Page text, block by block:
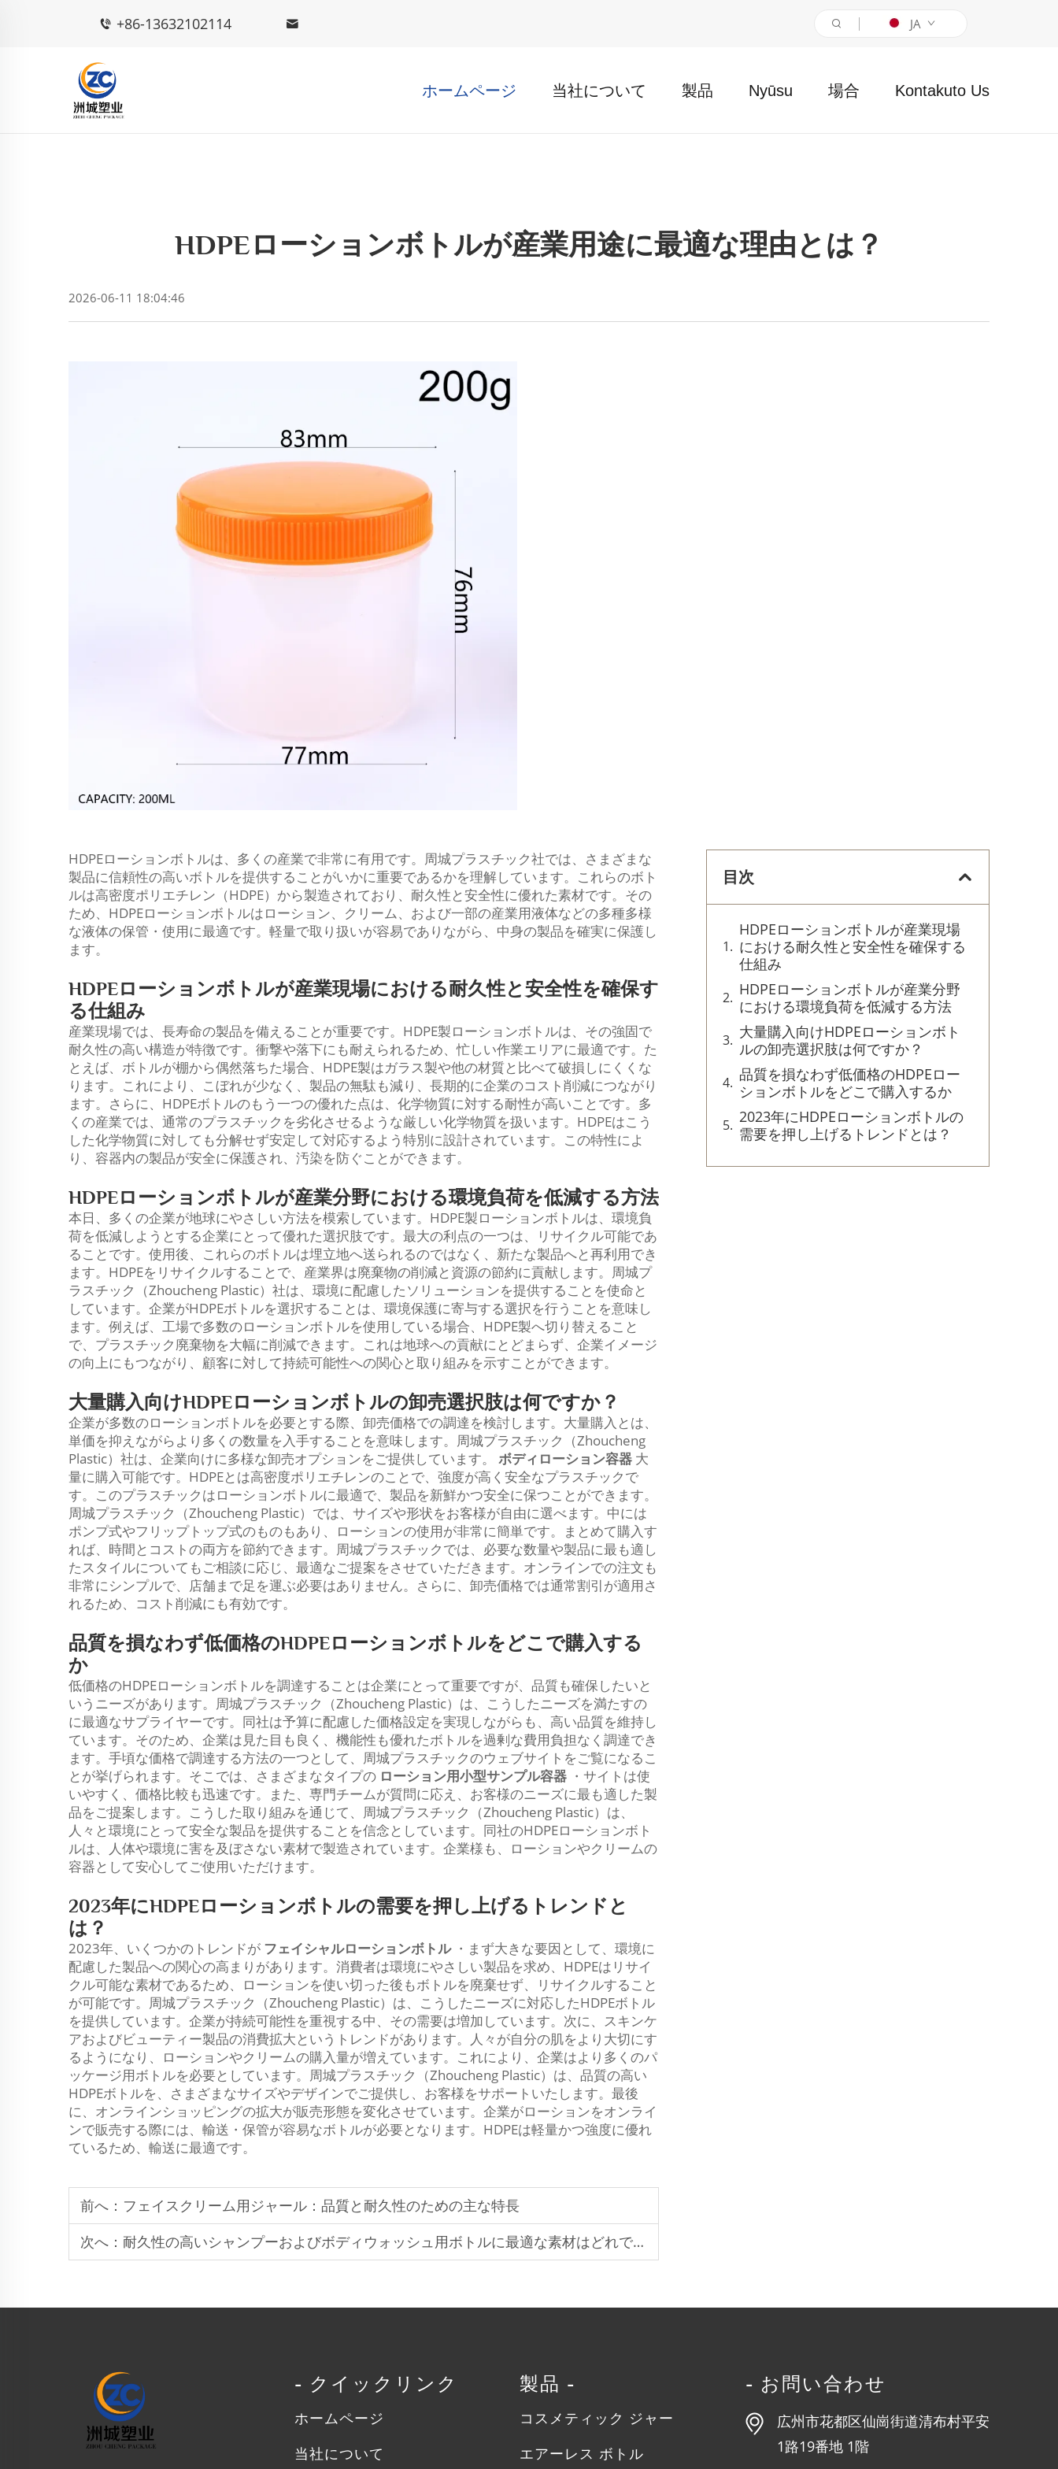
+86-13632102114 JA
ホームページ 当社について 製品 Nyūsu 場合 Kontakuto Us
HDPEローションボトルが産業用途に最適な理由とは？
2026-06-11 18:04:46
HDPEローションボトルは、多くの産業で非常に有用です。周城プラスチック社では、さまざまな
製品に信頼性の高いボトルを提供することがいかに重要であるかを理解しています。これらのボト
ルは高密度ポリエチレン（HDPE）から製造されており、耐久性と安全性に優れた素材です。その
ため、HDPEローションボトルはローション、クリーム、および一部の産業用液体などの多種多様
な液体の保管・使用に最適です。軽量で取り扱いが容易でありながら、中身の製品を確実に保護し
ます。
HDPEローションボトルが産業現場における耐久性と安全性を確保す
る仕組み
産業現場では、長寿命の製品を備えることが重要です。HDPE製ローションボトルは、その強固で
耐久性の高い構造が特徴です。衝撃や落下にも耐えられるため、忙しい作業エリアに最適です。た
とえば、ボトルが棚から偶然落ちた場合、HDPE製はガラス製や他の材質と比べて破損しにくくな
ります。これにより、こぼれが少なく、製品の無駄も減り、長期的に企業のコスト削減につながり
ます。さらに、HDPEボトルのもう一つの優れた点は、化学物質に対する耐性が高いことです。多
くの産業では、通常のプラスチックを劣化させるような厳しい化学物質を扱います。HDPEはこう
した化学物質に対しても分解せず安定して対応するよう特別に設計されています。この特性によ
り、容器内の製品が安全に保護され、汚染を防ぐことができます。
HDPEローションボトルが産業分野における環境負荷を低減する方法
本日、多くの企業が地球にやさしい方法を模索しています。HDPE製ローションボトルは、環境負
荷を低減しようとする企業にとって優れた選択肢です。最大の利点の一つは、リサイクル可能であ
ることです。使用後、これらのボトルは埋立地へ送られるのではなく、新たな製品へと再利用でき
ます。HDPEをリサイクルすることで、産業界は廃棄物の削減と資源の節約に貢献します。周城プ
ラスチック（Zhoucheng Plastic）社は、環境に配慮したソリューションを提供することを使命と
しています。企業がHDPEボトルを選択することは、環境保護に寄与する選択を行うことを意味し
ます。例えば、工場で多数のローションボトルを使用している場合、HDPE製へ切り替えること
で、プラスチック廃棄物を大幅に削減できます。これは地球への貢献にとどまらず、企業イメージ
の向上にもつながり、顧客に対して持続可能性への関心と取り組みを示すことができます。
大量購入向けHDPEローションボトルの卸売選択肢は何ですか？
企業が多数のローションボトルを必要とする際、卸売価格での調達を検討します。大量購入とは、
単価を抑えながらより多くの数量を入手することを意味します。周城プラスチック（Zhoucheng
Plastic）社は、企業向けに多様な卸売オプションをご提供しています。 ボディローション容器 大
量に購入可能です。HDPEとは高密度ポリエチレンのことで、強度が高く安全なプラスチックで
す。このプラスチックはローションボトルに最適で、製品を新鮮かつ安全に保つことができます。
周城プラスチック（Zhoucheng Plastic）では、サイズや形状をお客様が自由に選べます。中には
ポンプ式やフリップトップ式のものもあり、ローションの使用が非常に簡単です。まとめて購入す
れば、時間とコストの両方を節約できます。周城プラスチックでは、必要な数量や製品に最も適し
たスタイルについてもご相談に応じ、最適なご提案をさせていただきます。オンラインでの注文も
非常にシンプルで、店舗まで足を運ぶ必要はありません。さらに、卸売価格では通常割引が適用さ
れるため、コスト削減にも有効です。
品質を損なわず低価格のHDPEローションボトルをどこで購入する
か
低価格のHDPEローションボトルを調達することは企業にとって重要ですが、品質も確保したいと
いうニーズがあります。周城プラスチック（Zhoucheng Plastic）は、こうしたニーズを満たすの
に最適なサプライヤーです。同社は予算に配慮した価格設定を実現しながらも、高い品質を維持し
ています。そのため、企業は見た目も良く、機能性も優れたボトルを過剰な費用負担なく調達でき
ます。手頃な価格で調達する方法の一つとして、周城プラスチックのウェブサイトをご覧になるこ
とが挙げられます。そこでは、さまざまなタイプの ローション用小型サンプル容器 ・サイトは使
いやすく、価格比較も迅速です。また、専門チームが質問に応え、お客様のニーズに最も適した製
品をご提案します。こうした取り組みを通じて、周城プラスチック（Zhoucheng Plastic）は、
人々と環境にとって安全な製品を提供することを信念としています。同社のHDPEローションボト
ルは、人体や環境に害を及ぼさない素材で製造されています。企業様も、ローションやクリームの
容器として安心してご使用いただけます。
2023年にHDPEローションボトルの需要を押し上げるトレンドと
は？
2023年、いくつかのトレンドが フェイシャルローションボトル ・まず大きな要因として、環境に
配慮した製品への関心の高まりがあります。消費者は環境にやさしい製品を求め、HDPEはリサイ
クル可能な素材であるため、ローションを使い切った後もボトルを廃棄せず、リサイクルすること
が可能です。周城プラスチック（Zhoucheng Plastic）は、こうしたニーズに対応したHDPEボトル
を提供しています。企業が持続可能性を重視する中、その需要は増加しています。次に、スキンケ
アおよびビューティー製品の消費拡大というトレンドがあります。人々が自分の肌をより大切にす
るようになり、ローションやクリームの購入量が増えています。これにより、企業はより多くのパ
ッケージ用ボトルを必要としています。周城プラスチック（Zhoucheng Plastic）は、品質の高い
HDPEボトルを、さまざまなサイズやデザインでご提供し、お客様をサポートいたします。最後
に、オンラインショッピングの拡大が販売形態を変化させています。企業がローションをオンライ
ンで販売する際には、輸送・保管が容易なボトルが必要となります。HDPEは軽量かつ強度に優れ
ているため、輸送に最適です。
前へ： フェイスクリーム用ジャール：品質と耐久性のための主な特長
次へ： 耐久性の高いシャンプーおよびボディウォッシュ用ボトルに最適な素材はどれですか？
目次
HDPEローションボトルが産業現場
における耐久性と安全性を確保する
仕組み
HDPEローションボトルが産業分野
における環境負荷を低減する方法
大量購入向けHDPEローションボト
ルの卸売選択肢は何ですか？
品質を損なわず低価格のHDPEロー
ションボトルをどこで購入するか
2023年にHDPEローションボトルの
需要を押し上げるトレンドとは？
- クイックリンク
ホームページ
当社について
製品 -
コスメティック ジャー
エアーレス ボトル
- お問い合わせ
広州市花都区仙崗街道清布村平安
1路19番地 1階